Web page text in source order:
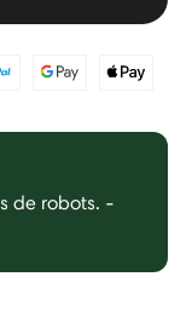
de robots. -